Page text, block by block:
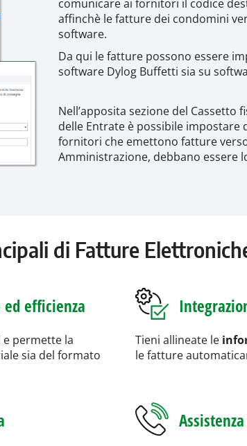
comunicare ai fornitori il codice
affinchè le fatture dei condomini
software.
Da qui le fatture possono essere
software Dylog Buffetti sia su
Nell’apposita sezione del Cassetto
delle Entrate è possibile impostare
fornitori che emettono fatture
Amministrazione, debbano essere
di Fatture
efficienza
e permette la
sia del formato
Tieni allineate le
le fatture